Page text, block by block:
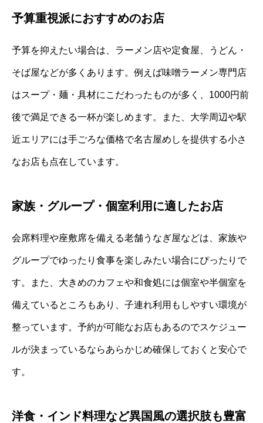
予算重視派におすすめのお店
予算を抑えたい場合は、ラーメン店や定食屋、うどん・
そば屋などが多くあります。例えば味噌ラーメン専門店
はスープ・麺・具材にこだわったものが多く、1000円前
後で満足できる一杯が楽しめます。また、大学周辺や駅
近エリアには手ごろな価格で名古屋めしを提供する小さ
なお店も点在しています。
家族・グループ・個室利用に適したお店
会席料理や座敷席を備える老舗うなぎ屋などは、家族や
グループでゆったり食事を楽しみたい場合にぴったりで
す。また、大きめのカフェや和食処には個室や半個室を
備えているところもあり、子連れ利用もしやすい環境が
整っています。予約が可能なお店もあるのでスケジュー
ルが決まっているならあらかじめ確保しておくと安心で
す。
洋食・インド料理など異国風の選択肢も豊富